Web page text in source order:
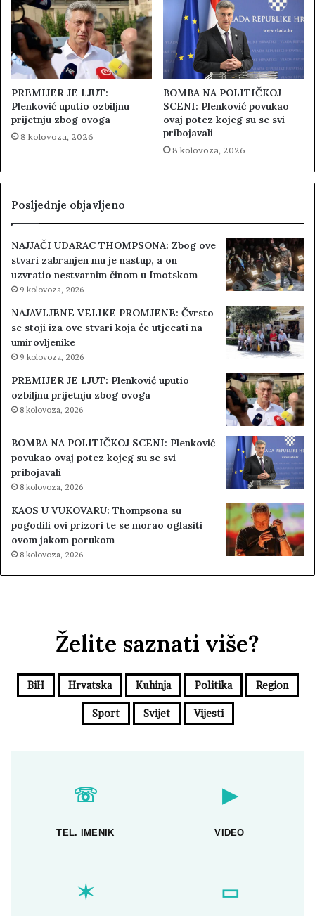
PREMIJER JE LJUT:
Plenković uputio ozbiljnu
prijetnju zbog ovoga
8 kolovoza, 2026
BOMBA NA POLITIČKOJ
SCENI: Plenković povukao
ovaj potez kojeg su se svi
pribojavali
8 kolovoza, 2026
Posljednje objavljeno
NAJJAČI UDARAC THOMPSONA: Zbog ove
stvari zabranjen mu je nastup, a on
uzvratio nestvarnim činom u Imotskom
9 kolovoza, 2026
NAJAVLJENE VELIKE PROMJENE: Čvrsto
se stoji iza ove stvari koja će utjecati na
umirovljenike
9 kolovoza, 2026
PREMIJER JE LJUT: Plenković uputio
ozbiljnu prijetnju zbog ovoga
8 kolovoza, 2026
BOMBA NA POLITIČKOJ SCENI: Plenković
povukao ovaj potez kojeg su se svi
pribojavali
8 kolovoza, 2026
KAOS U VUKOVARU: Thompsona su
pogodili ovi prizori te se morao oglasiti
ovom jakom porukom
8 kolovoza, 2026
Želite saznati više?
BiH Hrvatska Kuhinja Politika Region
Sport Svijet Vijesti
☏
TEL. IMENIK
▶
VIDEO
✶ ▭